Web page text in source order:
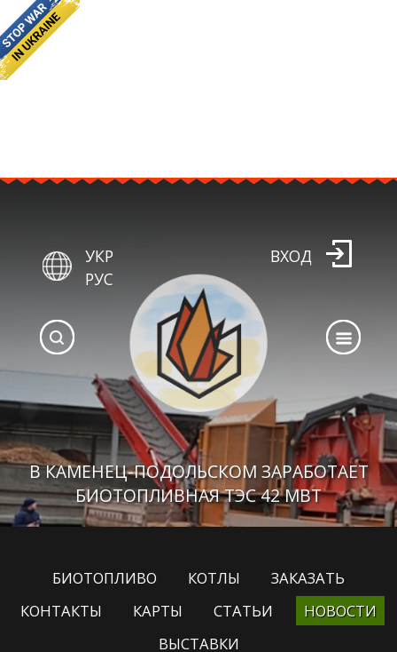
В КАМЕНЕЦ-ПОДОЛЬСКОМ ЗАРАБОТАЕТ
БИОТОПЛИВНАЯ ТЭС 42 МВТ
УКР
РУС
ВХОД
БИОТОПЛИВО КОТЛЫ
ЗАКАЗАТЬ
КОНТАКТЫ
КАРТЫ СТАТЬИ
НОВОСТИ
ВЫСТАВКИ